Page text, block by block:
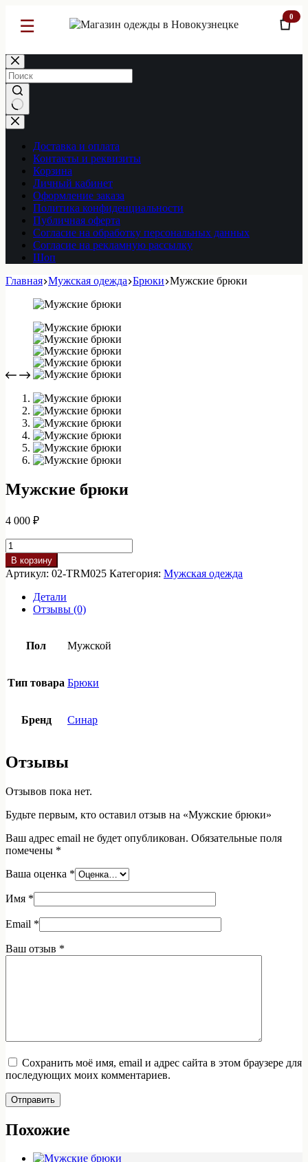
☰ 0
Перейти
к
сути
Ничего
не
найденоДоставка и оплата
Контакты и реквизиты
Корзина
Личный кабинет
Оформление заказа
Политика конфиденциальности
Публичная оферта
Согласие на обработку персональных данных
Согласие на рекламную рассылку
Шоп
Главная Мужская одежда Брюки Мужские брюки
Мужские брюки
4 000 ₽
Количество
товара
Мужские
брюки
В корзину
Артикул: 02-TRM025 Категория: Мужская одежда
Детали
Отзывы (0)
Пол Мужской
Тип товара Брюки
Бренд Синар
Отзывы
Отзывов пока нет.
Будьте первым, кто оставил отзыв на «Мужские брюки»
Ваш адрес email не будет опубликован. Обязательные поля
помечены *
Ваша оценка *
Имя *
Email *
Ваш отзыв *
Сохранить моё имя, email и адрес сайта в этом браузере для
последующих моих комментариев.
Отправить
Похожие